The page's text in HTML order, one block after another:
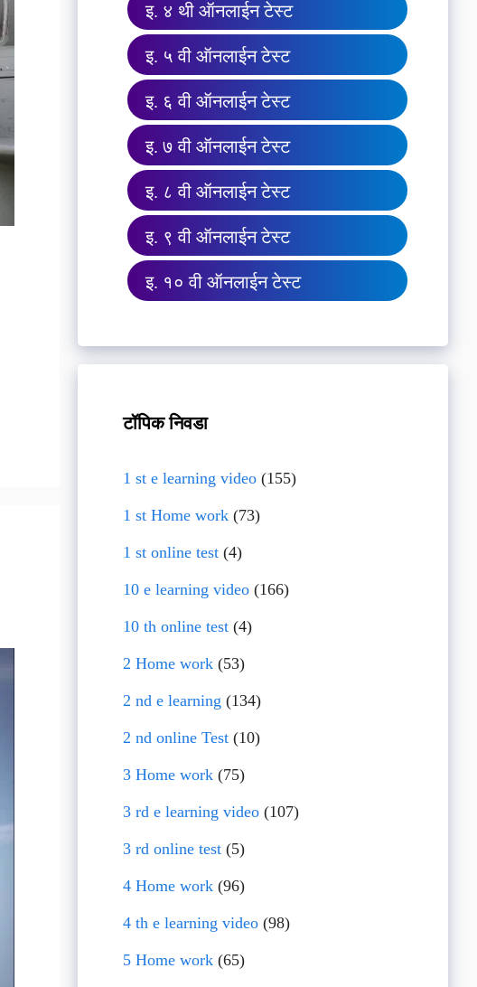
इ. ४ थी ऑनलाईन टेस्ट
इ. ५ वी ऑनलाईन टेस्ट
इ. ६ वी ऑनलाईन टेस्ट
इ. ७ वी ऑनलाईन टेस्ट
इ. ८ वी ऑनलाईन टेस्ट
इ. ९ वी ऑनलाईन टेस्ट
इ. १० वी ऑनलाईन टेस्ट
टॉपिक निवडा
1 st e learning video(155)
1 st Home work(73)
1 st online test(4)
10 e learning video(166)
10 th online test(4)
2 Home work(53)
2 nd e learning (134)
2 nd online Test(10)
3 Home work(75)
3 rd e learning video(107)
3 rd online test(5)
4 Home work(96)
4 th e learning video(98)
5 Home work(65)